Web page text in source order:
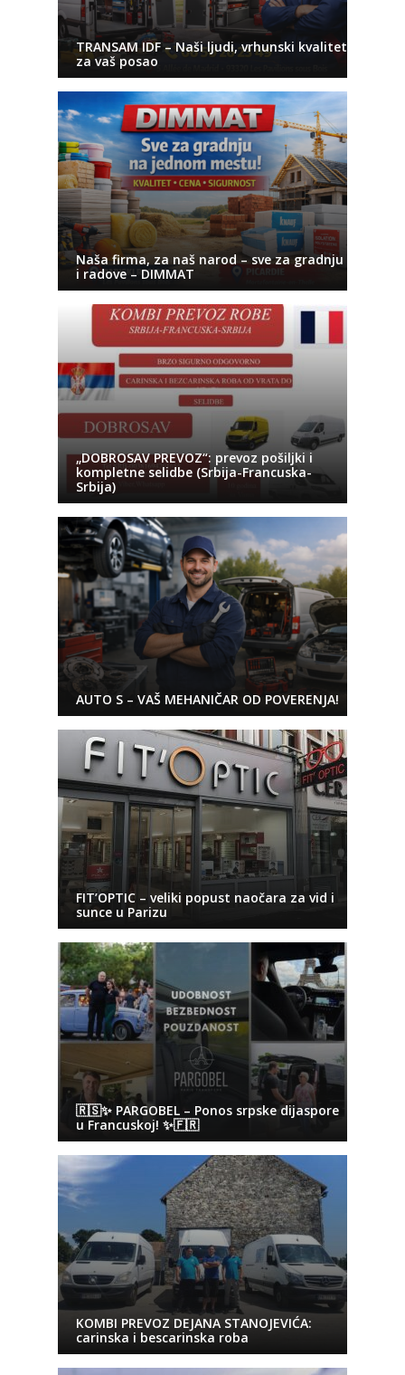
TRANSAM IDF – Naši ljudi, vrhunski kvalitet
za vaš posao
Naša firma, za naš narod – sve za gradnju
i radove – DIMMAT
„DOBROSAV PREVOZ“: prevoz pošiljki i
kompletne selidbe (Srbija-Francuska-
Srbija)
AUTO S – VAŠ MEHANIČAR OD POVERENJA!
FIT’OPTIC – veliki popust naočara za vid i
sunce u Parizu
🇷🇸✨ PARGOBEL – Ponos srpske dijaspore
u Francuskoj! ✨🇫🇷
KOMBI PREVOZ DEJANA STANOJEVIĆA:
carinska i bescarinska roba